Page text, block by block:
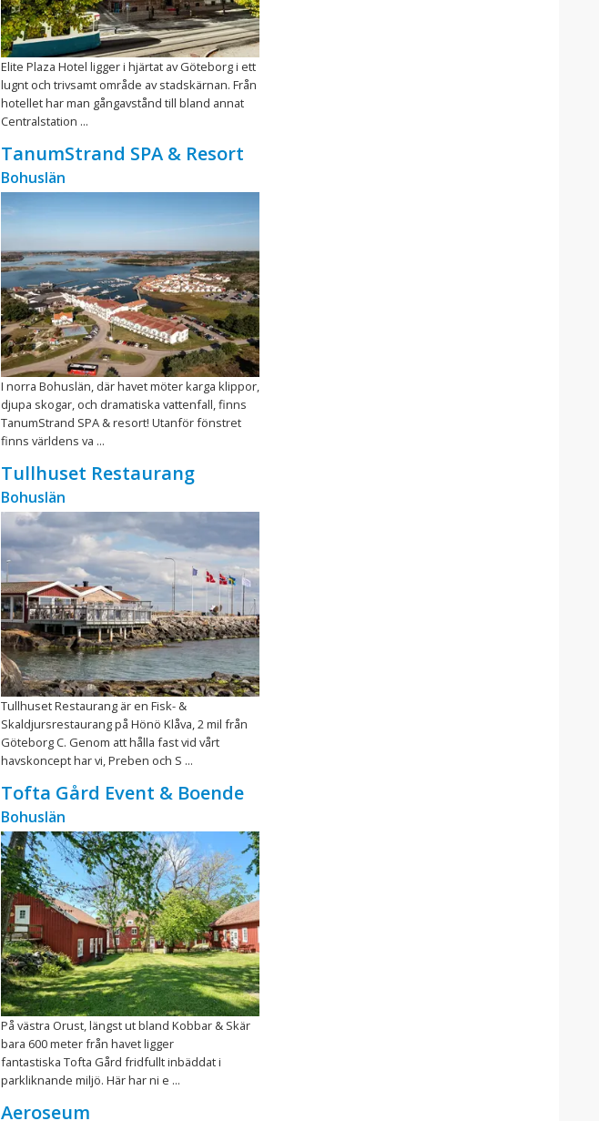
Elite Plaza Hotel ligger i hjärtat av Göteborg i ett
lugnt och trivsamt område av stadskärnan. Från
hotellet har man gångavstånd till bland annat
Centralstation ...
TanumStrand SPA & Resort
Bohuslän
I norra Bohuslän, där havet möter karga klippor,
djupa skogar, och dramatiska vattenfall, finns
TanumStrand SPA & resort! Utanför fönstret
finns världens va ...
Tullhuset Restaurang
Bohuslän
Tullhuset Restaurang är en Fisk- &
Skaldjursrestaurang på Hönö Klåva, 2 mil från
Göteborg C. Genom att hålla fast vid vårt
havskoncept har vi, Preben och S ...
Tofta Gård Event & Boende
Bohuslän
På västra Orust, längst ut bland Kobbar & Skär
bara 600 meter från havet ligger
fantastiska Tofta Gård fridfullt inbäddat i
parkliknande miljö. Här har ni e ...
Aeroseum